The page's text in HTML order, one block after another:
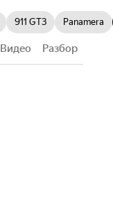
911 GT3 Panamera
Видео Разбор